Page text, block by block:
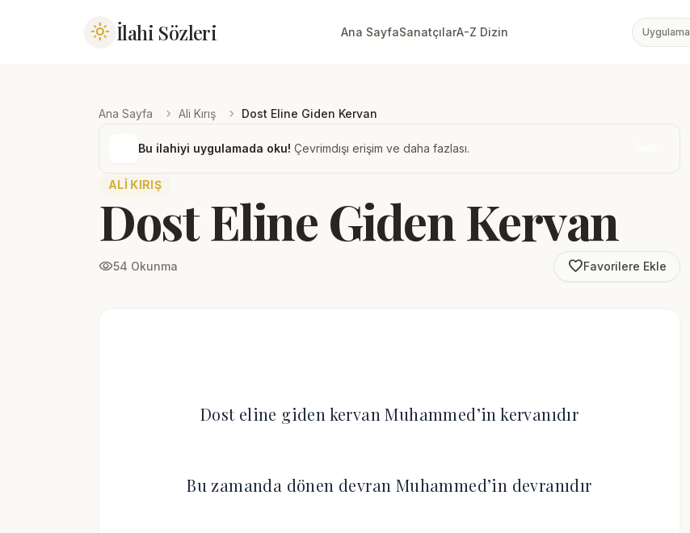
light_mode İlahi Sözleri Ana SayfaSanatçılarA-Z Dizin Uygulama
Ana Sayfa chevron_right Ali Kırış chevron_right Dost Eline Giden Kervan
Bu ilahiyi uygulamada oku! Çevrimdışı erişim ve daha fazlası.
ALI KIRIŞ
Dost Eline Giden Kervan
visibility54 Okunma favorite_borderFavorilere Ekle
Dost eline giden kervan Muhammed’in kervanıdır
Bu zamanda dönen devran Muhammed’in devranıdır